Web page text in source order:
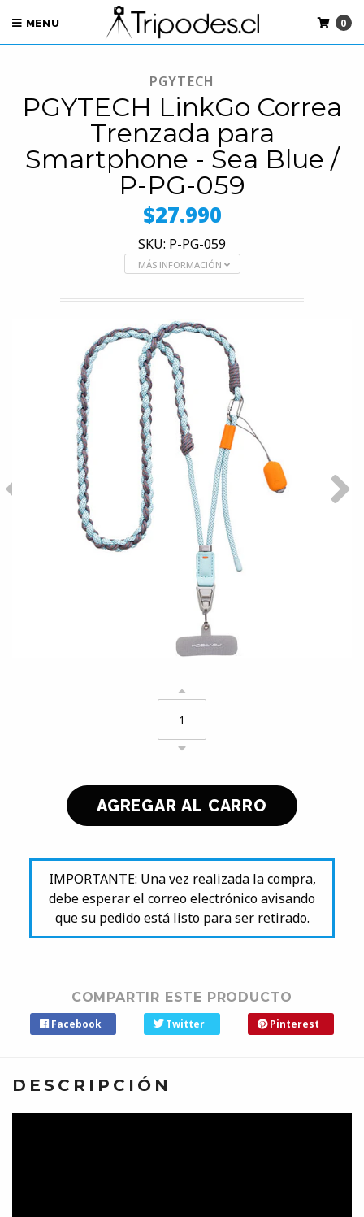
MENU 0
PGYTECH
PGYTECH LinkGo Correa
Trenzada para
Smartphone - Sea Blue /
P-PG-059
$27.990
SKU: P-PG-059
MÁS INFORMACIÓN
IMPORTANTE: Una vez realizada la compra,
debe esperar el correo electrónico avisando
que su pedido está listo para ser retirado.
COMPARTIR ESTE PRODUCTO
Facebook Twitter Pinterest
DESCRIPCIÓN